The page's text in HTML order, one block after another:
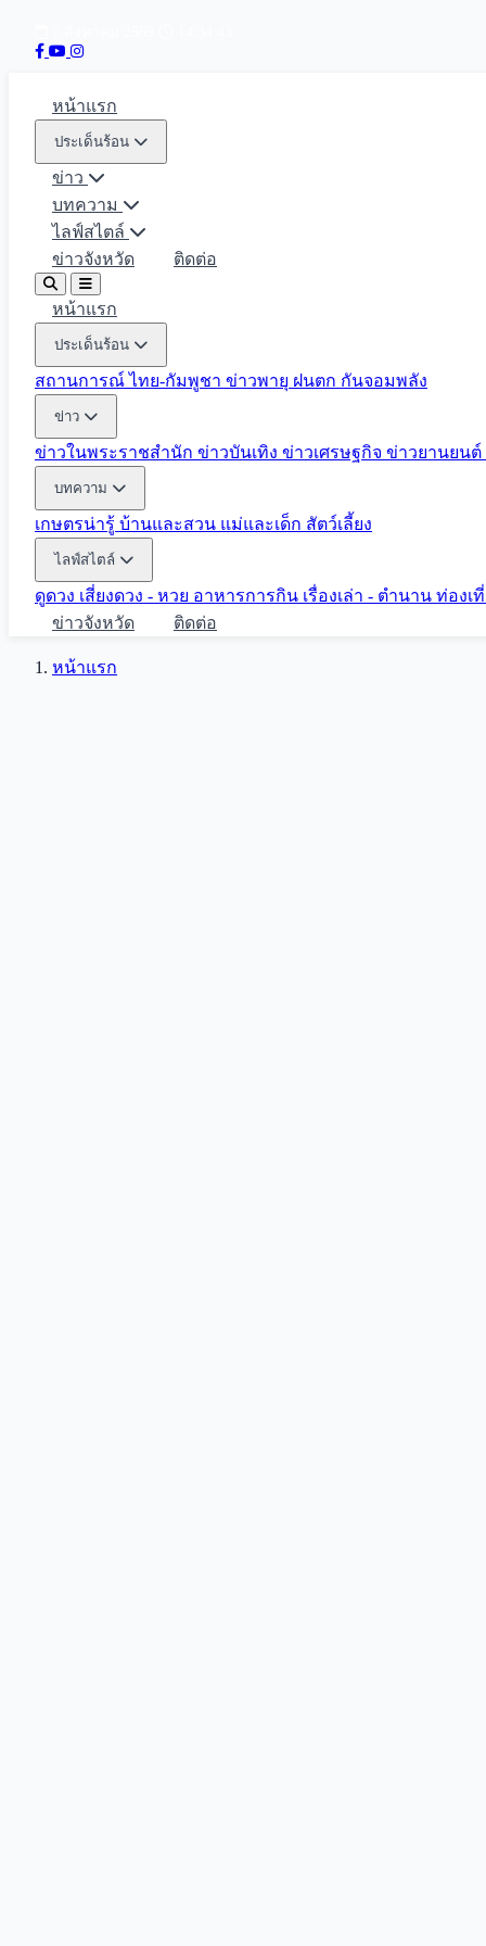
หน้าแรก
ประเด็นร้อน
ข่าว
บทความ
ไลฟ์สไตล์
ข่าวจังหวัด
ติดต่อ
หน้าแรก
ประเด็นร้อน
สถานการณ์ ไทย-กัมพูชา ข่าวพายุ ฝนตก กันจอมพลัง
ข่าว
ข่าวในพระราชสำนัก ข่าวบันเทิง ข่าวเศรษฐกิจ ข่าวยานยนต์
บทความ
เกษตรน่ารู้ บ้านและสวน แม่และเด็ก สัตว์เลี้ยง
ไลฟ์สไตล์
ดูดวง เสี่ยงดวง - หวย อาหารการกิน เรื่องเล่า - ตำนาน ท่องเ
ข่าวจังหวัด
ติดต่อ
หน้าแรก